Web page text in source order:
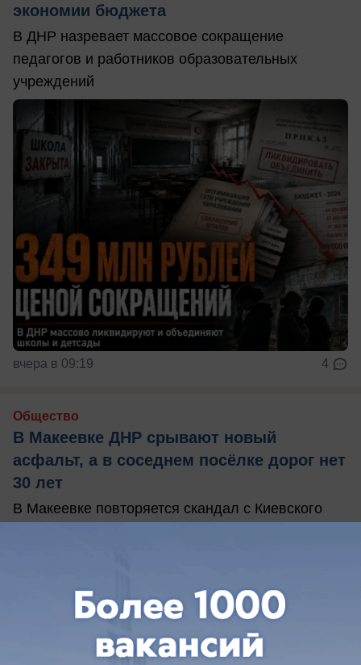
экономии бюджета
В ДНР назревает массовое сокращение
педагогов и работников образовательных
учреждений
вчера в 09:19 4
Общество
В Макеевке ДНР срывают новый
асфальт, а в соседнем посёлке дорог нет
30 лет
В Макеевке повторяется скандал с Киевского